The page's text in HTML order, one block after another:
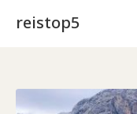
reistop5